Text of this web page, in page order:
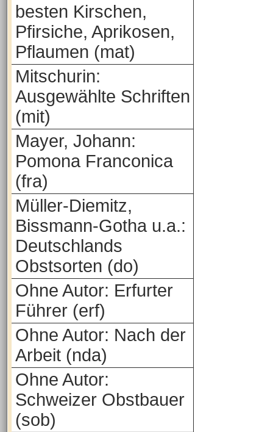
besten Kirschen,
Pfirsiche, Aprikosen,
Pflaumen (mat)
Mitschurin:
Ausgewählte Schriften
(mit)
Mayer, Johann:
Pomona Franconica
(fra)
Müller-Diemitz,
Bissmann-Gotha u.a.:
Deutschlands
Obstsorten (do)
Ohne Autor: Erfurter
Führer (erf)
Ohne Autor: Nach der
Arbeit (nda)
Ohne Autor:
Schweizer Obstbauer
(sob)